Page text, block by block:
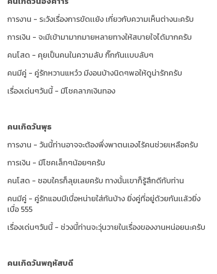
การงาน - ระวังเรื่องการขัดเเย้ง เกี่ยวกับความเห็นต่างนะครับ
การเงิน - จะมีเข้ามามากมายหลายทางให้สบายใจได้มากครับ
คนโสด - คุยเป็นคนในความลับ กิ๊กกันเเบบลับๆ
คนมีคู่ - คู่รักหวานแหว๋ว มีงอนบ้างนิดๆพอให้ดูน่ารักครับ
เรื่องเด่นๆวันนี้ - มีโชคลาภเงินทอง
คนเกิดวันพุธ
การงาน - วันนี้ท่านอาจจะต้องพึ่งพาตนเองไร้คนช่วยเหลือครับ
การเงิน - มีโชคเล็กๆน้อยๆครับ
คนโสด - ชอบใครก็ลุยเลยครับ ทางนั้นเขาก็รู้สึกดีกับท่าน
คนมีคู่ - คู่รักแอบมีเบื่อหน่ายใส่กันบ้าง ยิ่งคู่ที่อยู่ด้วยกันเเล้วยิ่ง
เบื่อ 555
เรื่องเด่นๆวันนี้ - ช่วงนี้ท่านจะวุ่นวายในเรื่องของงานหน่อยนะครับ
คนเกิดวันพฤหัสบดี